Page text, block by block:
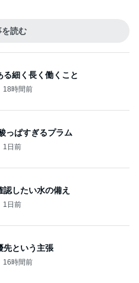
を読む
る細く長く働くこと
18時間前
っぱすぎるプラム
1日前
したい水の備え
1日前
先という主張
16時間前